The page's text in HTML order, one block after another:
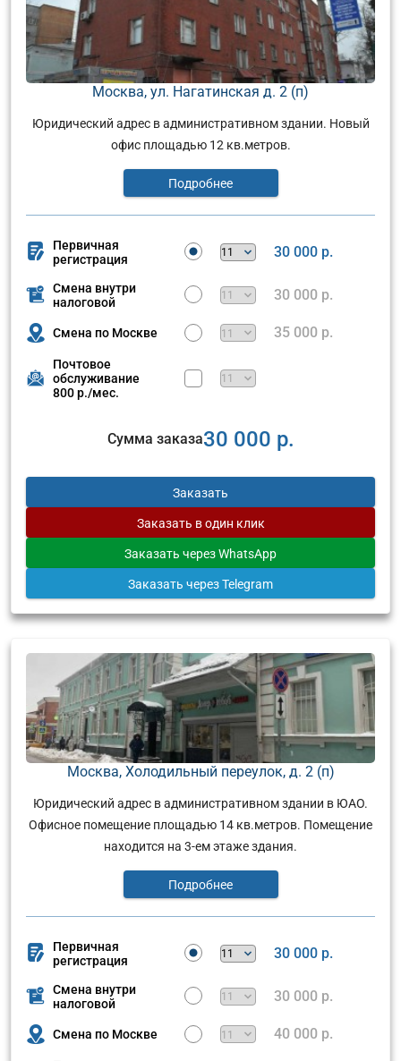
Москва, ул. Нагатинская д. 2 (п)
Юридический адрес в административном здании. Новый
офис площадью 12 кв.метров.
Подробнее
Первичная
регистрация
30 000 р.
Смена внутри
налоговой
30 000 р.
Смена по Москве 35 000 р.
Почтовое
обслуживание
800 р./мес.
Сумма заказа30 000 р.
Заказать
Заказать в один клик
Заказать через WhatsApp
Заказать через Telegram
Москва, Холодильный переулок, д. 2 (п)
Юридический адрес в административном здании в ЮАО.
Офисное помещение площадью 14 кв.метров. Помещение
находится на 3-ем этаже здания.
Подробнее
Первичная
регистрация
30 000 р.
Смена внутри
налоговой
30 000 р.
Смена по Москве 40 000 р.